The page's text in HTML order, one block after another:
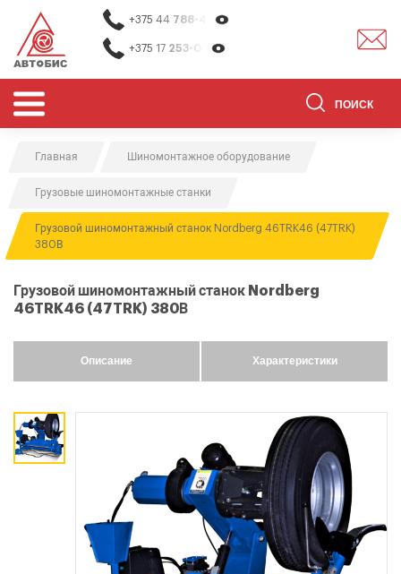
ОБОРУДОВАНИЕ ДЛЯ ОЧИСТКИ
КОНТАКТЫ
БРЕНДЫ
Коммерческий отдел:
+375 44
253-03-26
638-79-23
Сервисный центр:
+375 44 788-40-13
+375 17 253-03-26
Главная Шиномонтажное оборудование
Грузовые шиномонтажные станки
Грузовой шиномонтажный станок Nordberg 46TRK46 (47TRK)
380В
Грузовой шиномонтажный станок Nordberg
46TRK46 (47TRK) 380В
Описание Характеристики